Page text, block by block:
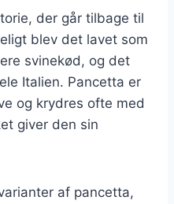
der går tilbage til
blev det lavet som
svinekød, og det
Italien. Pancetta er
og krydres ofte med
giver den sin
af pancetta,